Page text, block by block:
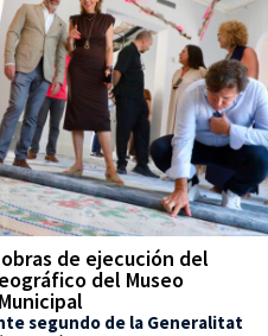
de ejecución del
del Museo
segundo de la Generalitat